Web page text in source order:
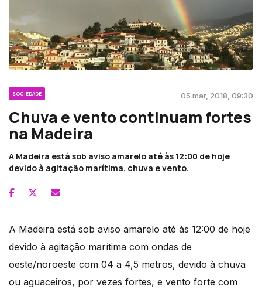
SOCIEDADE 05 mar, 2018, 09:30
Chuva e vento continuam fortes
na Madeira
A Madeira está sob aviso amarelo até às 12:00 de hoje
devido à agitação marítima, chuva e vento.
A Madeira está sob aviso amarelo até às 12:00 de hoje
devido à agitação marítima com ondas de
oeste/noroeste com 04 a 4,5 metros, devido à chuva
ou aguaceiros, por vezes fortes, e vento forte com